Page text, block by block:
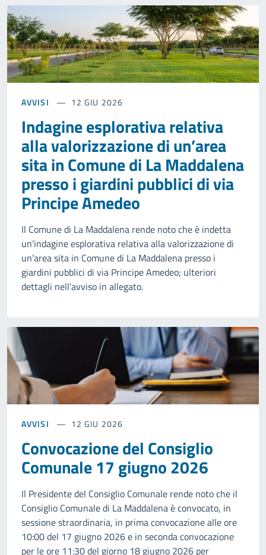
AVVISI 12 GIU 2026
Indagine esplorativa relativa
alla valorizzazione di un’area
sita in Comune di La Maddalena
presso i giardini pubblici di via
Principe Amedeo
Il Comune di La Maddalena rende noto che è indetta
un'indagine esplorativa relativa alla valorizzazione di
un’area sita in Comune di La Maddalena presso i
giardini pubblici di via Principe Amedeo; ulteriori
dettagli nell'avviso in allegato.
AVVISI 12 GIU 2026
Convocazione del Consiglio
Comunale 17 giugno 2026
Il Presidente del Consiglio Comunale rende noto che il
Consiglio Comunale di La Maddalena è convocato, in
sessione straordinaria, in prima convocazione alle ore
10:00 del 17 giugno 2026 e in seconda convocazione
per le ore 11:30 del giorno 18 giugno 2026 per